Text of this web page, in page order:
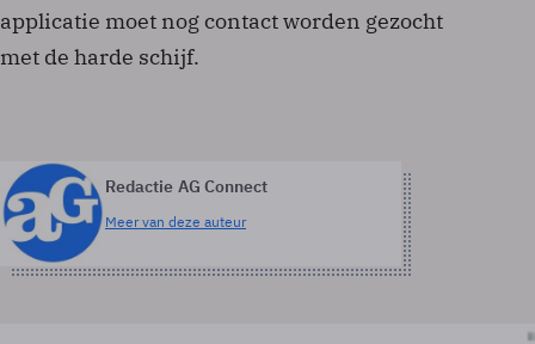
applicatie moet nog contact worden gezocht
met de harde schijf.
Redactie AG Connect
Meer van deze auteur